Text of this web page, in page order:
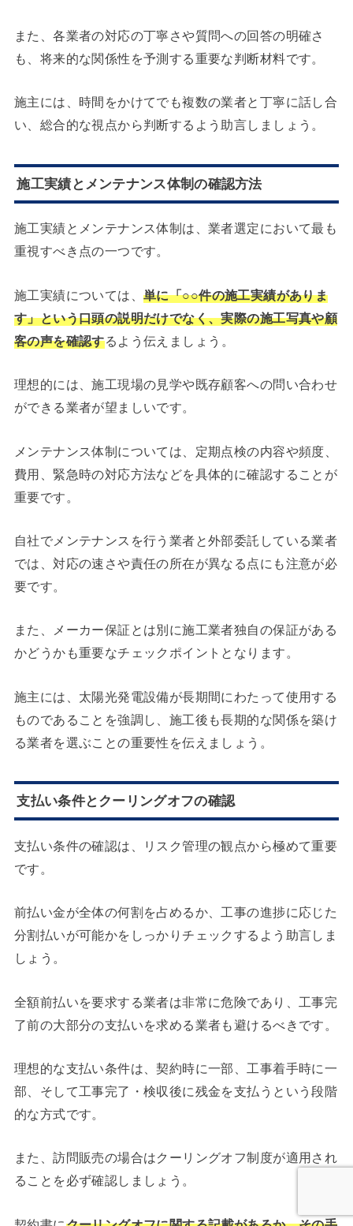
また、各業者の対応の丁寧さや質問への回答の明確さ
も、将来的な関係性を予測する重要な判断材料です。
施主には、時間をかけてでも複数の業者と丁寧に話し合
い、総合的な視点から判断するよう助言しましょう。
施工実績とメンテナンス体制の確認方法
施工実績とメンテナンス体制は、業者選定において最も
重視すべき点の一つです。
施工実績については、単に「○○件の施工実績がありま
す」という口頭の説明だけでなく、実際の施工写真や顧
客の声を確認するよう伝えましょう。
理想的には、施工現場の見学や既存顧客への問い合わせ
ができる業者が望ましいです。
メンテナンス体制については、定期点検の内容や頻度、
費用、緊急時の対応方法などを具体的に確認することが
重要です。
自社でメンテナンスを行う業者と外部委託している業者
では、対応の速さや責任の所在が異なる点にも注意が必
要です。
また、メーカー保証とは別に施工業者独自の保証がある
かどうかも重要なチェックポイントとなります。
施主には、太陽光発電設備が長期間にわたって使用する
ものであることを強調し、施工後も長期的な関係を築け
る業者を選ぶことの重要性を伝えましょう。
支払い条件とクーリングオフの確認
支払い条件の確認は、リスク管理の観点から極めて重要
です。
前払い金が全体の何割を占めるか、工事の進捗に応じた
分割払いが可能かをしっかりチェックするよう助言しま
しょう。
全額前払いを要求する業者は非常に危険であり、工事完
了前の大部分の支払いを求める業者も避けるべきです。
理想的な支払い条件は、契約時に一部、工事着手時に一
部、そして工事完了・検収後に残金を支払うという段階
的な方式です。
また、訪問販売の場合はクーリングオフ制度が適用され
ることを必ず確認しましょう。